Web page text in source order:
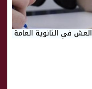
الغش في الثانوية العامة